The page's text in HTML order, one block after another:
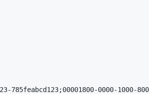
785feabcd123;00001800-0000-1000-